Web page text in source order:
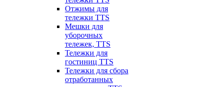
Отжимы для
тележки TTS
Мешки для
уборочных
тележек, TTS
Тележки для
гостиниц TTS
Тележки для сбора
отработанных